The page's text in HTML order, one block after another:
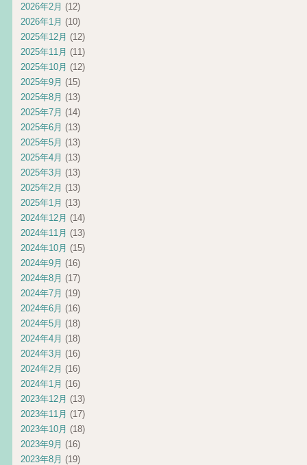
2026年2月 (12)
2026年1月 (10)
2025年12月 (12)
2025年11月 (11)
2025年10月 (12)
2025年9月 (15)
2025年8月 (13)
2025年7月 (14)
2025年6月 (13)
2025年5月 (13)
2025年4月 (13)
2025年3月 (13)
2025年2月 (13)
2025年1月 (13)
2024年12月 (14)
2024年11月 (13)
2024年10月 (15)
2024年9月 (16)
2024年8月 (17)
2024年7月 (19)
2024年6月 (16)
2024年5月 (18)
2024年4月 (18)
2024年3月 (16)
2024年2月 (16)
2024年1月 (16)
2023年12月 (13)
2023年11月 (17)
2023年10月 (18)
2023年9月 (16)
2023年8月 (19)